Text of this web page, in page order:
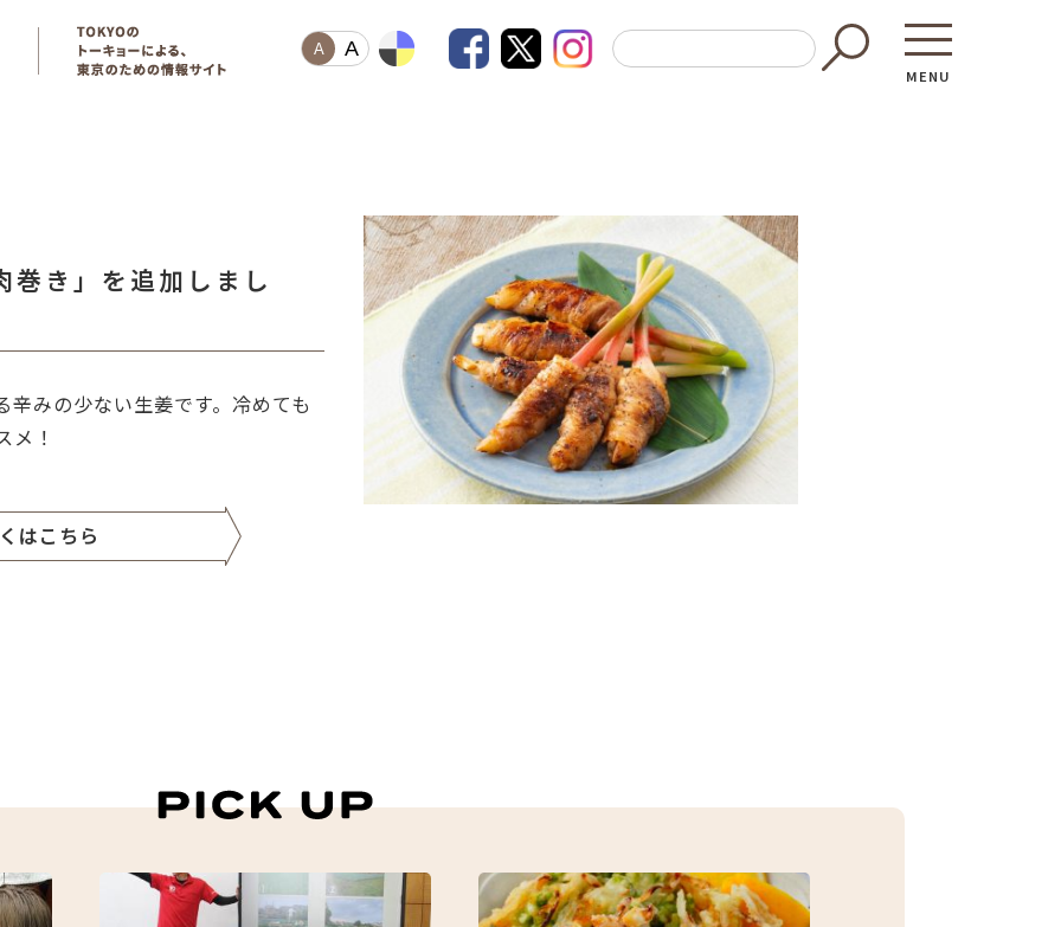
A A
MENU
東京都GAP
─ 東京都GAP認証者一覧
東京都の食材を使った料理教室
働く・学ぶ
─ 農業
巻き」を追加しまし
みの少ない生姜です。冷めても
メ！
はこちら